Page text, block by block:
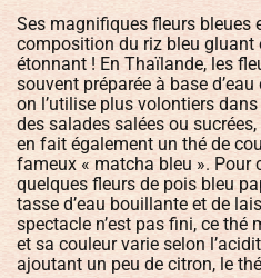
Ses magnifiques fleurs bleues
composition du riz bleu gluant
étonnant ! En Thaïlande, les
souvent préparée à base
on l’utilise plus volontiers
des salades salées ou
en fait également un thé de
fameux « matcha bleu ». Pour
quelques fleurs de pois bleu
tasse d’eau bouillante et de
spectacle n’est pas fini, ce thé
et sa couleur varie selon
ajoutant un peu de citron, le